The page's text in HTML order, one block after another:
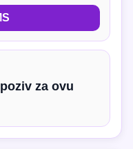
za ovu